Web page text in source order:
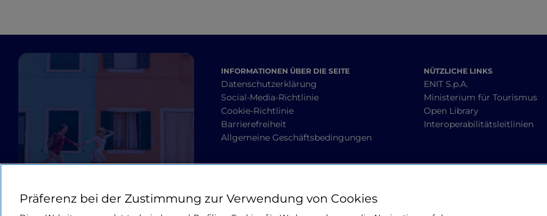
INFORMATIONEN ÜBER DIE SEITE
Datenschutzerklärung
Social-Media-Richtlinie
Cookie-Richtlinie
Barrierefreiheit
Allgemeine Geschäftsbedingungen
NÜTZLICHE LINKS
ENIT S.p.A.
Ministerium für Tourismus
Open Library
Interoperabilitätsleitlinien
Präferenz bei der Zustimmung zur Verwendung von Cookies